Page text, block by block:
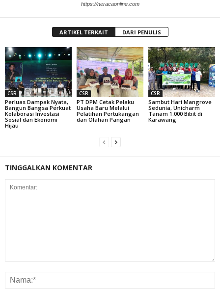
https://neracaonline.com
ARTIKEL TERKAIT DARI PENULIS
CSR
Perluas Dampak Nyata,
Bangun Bangsa Perkuat
Kolaborasi Investasi
Sosial dan Ekonomi
Hijau
CSR
PT DPM Cetak Pelaku
Usaha Baru Melalui
Pelatihan Pertukangan
dan Olahan Pangan
CSR
Sambut Hari Mangrove
Sedunia, Unicharm
Tanam 1.000 Bibit di
Karawang
TINGGALKAN KOMENTAR